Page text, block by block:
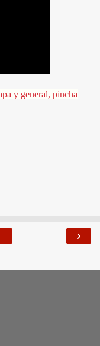
y general, pincha
›